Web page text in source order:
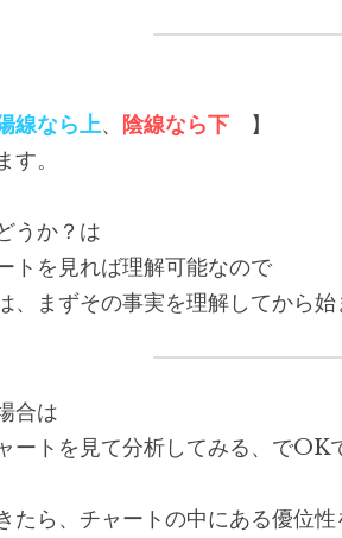
線なら上、 陰線なら下 】
す。
うか？は
トを見れば理解可能なので
、まずその事実を理解してから始
合は
ートを見て分析してみる、でOK
たら、チャートの中にある優位性